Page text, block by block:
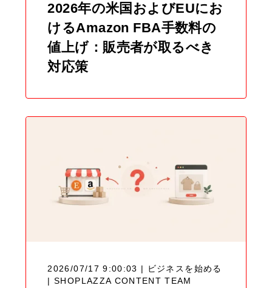
2026年の米国およびEUにお
けるAmazon FBA手数料の
値上げ：販売者が取るべき
対応策
2026/07/17 9:00:03 | ビジネスを始める
|SHOPLAZZA CONTENT TEAM